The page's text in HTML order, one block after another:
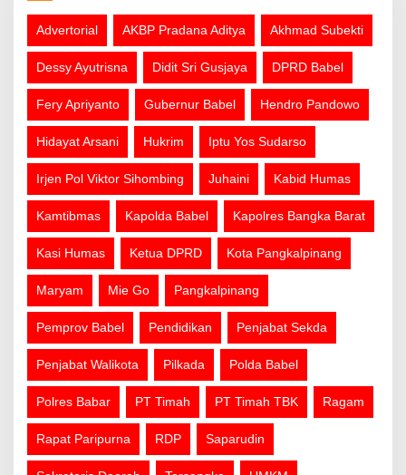
Advertorial AKBP Pradana Aditya Akhmad Subekti
Dessy Ayutrisna Didit Sri Gusjaya DPRD Babel
Fery Apriyanto Gubernur Babel Hendro Pandowo
Hidayat Arsani Hukrim Iptu Yos Sudarso
Irjen Pol Viktor Sihombing Juhaini Kabid Humas
Kamtibmas Kapolda Babel Kapolres Bangka Barat
Kasi Humas Ketua DPRD Kota Pangkalpinang
Maryam Mie Go Pangkalpinang
Pemprov Babel Pendidikan Penjabat Sekda
Penjabat Walikota Pilkada Polda Babel
Polres Babar PT Timah PT Timah TBK Ragam
Rapat Paripurna RDP Saparudin